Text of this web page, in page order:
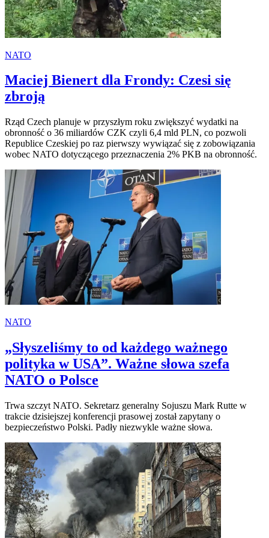
NATO
Maciej Bienert dla Frondy: Czesi się
zbroją
Rząd Czech planuje w przyszłym roku zwiększyć wydatki na
obronność o 36 miliardów CZK czyli 6,4 mld PLN, co pozwoli
Republice Czeskiej po raz pierwszy wywiązać się z zobowiązania
wobec NATO dotyczącego przeznaczenia 2% PKB na obronność.
NATO
„Słyszeliśmy to od każdego ważnego
polityka w USA”. Ważne słowa szefa
NATO o Polsce
Trwa szczyt NATO. Sekretarz generalny Sojuszu Mark Rutte w
trakcie dzisiejszej konferencji prasowej został zapytany o
bezpieczeństwo Polski. Padły niezwykle ważne słowa.